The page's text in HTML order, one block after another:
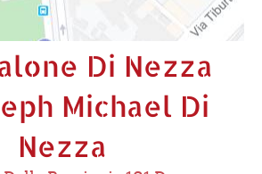
Di Nezza
Michael Di
Nezza